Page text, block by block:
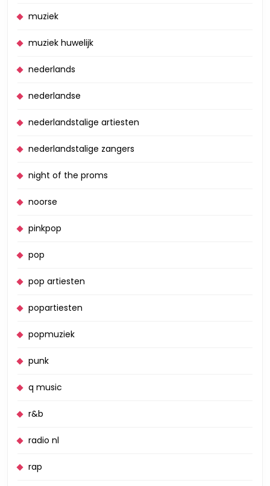
muziek
muziek huwelijk
nederlands
nederlandse
nederlandstalige artiesten
nederlandstalige zangers
night of the proms
noorse
pinkpop
pop
pop artiesten
popartiesten
popmuziek
punk
q music
r&b
radio nl
rap